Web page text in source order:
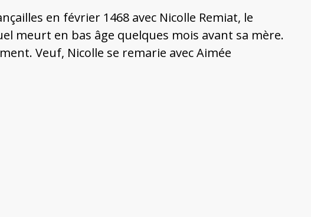
en février 1468 avec Nicolle Remiat, le
meurt en bas âge quelques mois avant sa mère.
Veuf, Nicolle se remarie avec Aimée